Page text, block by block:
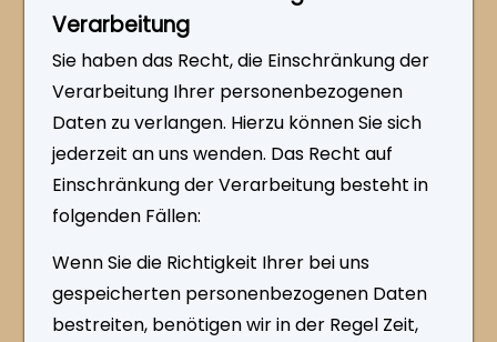
Verarbeitung
Sie haben das Recht, die Einschränkung der
Verarbeitung Ihrer personenbezogenen
Daten zu verlangen. Hierzu können Sie sich
jederzeit an uns wenden. Das Recht auf
Einschränkung der Verarbeitung besteht in
folgenden Fällen:
Wenn Sie die Richtigkeit Ihrer bei uns
gespeicherten personenbezogenen Daten
bestreiten, benötigen wir in der Regel Zeit,